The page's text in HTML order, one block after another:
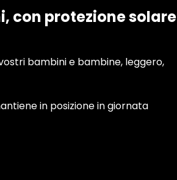
con protezione solare
bambini e bambine, leggero,
in posizione in giornata